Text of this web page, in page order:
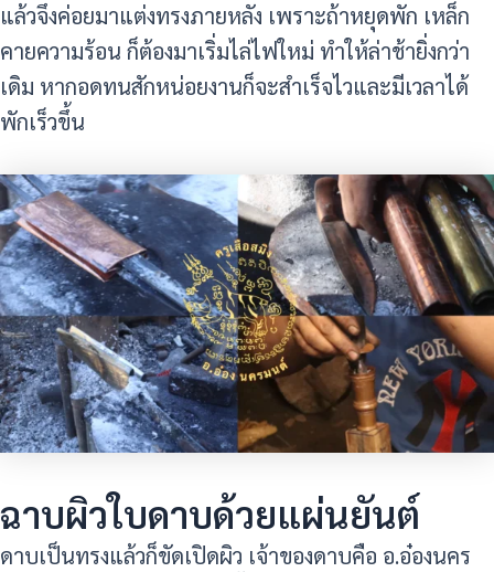
แล้วจึงค่อยมาแต่งทรงภายหลัง เพราะถ้าหยุดพัก เหล็ก
คายความร้อน ก็ต้องมาเริ่มไล่ไฟใหม่ ทำให้ล่าช้ายิ่งกว่า
เดิม หากอดทนสักหน่อยงานก็จะสำเร็จไวและมีเวลาได้
พักเร็วขึ้น
ฉาบผิวใบดาบด้วยแผ่นยันต์
ดาบเป็นทรงแล้วก็ขัดเปิดผิว เจ้าของดาบคือ อ.อ๋องนคร